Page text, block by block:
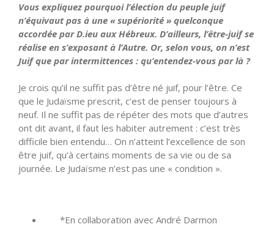
Vous expliquez pourquoi l’élection du peuple juif
n’équivaut pas à une « supériorité » quelconque
accordée par D.ieu aux Hébreux. D’ailleurs, l’être-juif se
réalise en s’exposant à l’Autre. Or, selon vous, on n’est
Juif que par intermittences : qu’entendez-vous par là ?
Je crois qu’il ne suffit pas d’être né juif, pour l’être. Ce
que le Judaïsme prescrit, c’est de penser toujours à
neuf. Il ne suffit pas de répéter des mots que d’autres
ont dit avant, il faut les habiter autrement : c’est très
difficile bien entendu… On n’atteint l’excellence de son
être juif, qu’à certains moments de sa vie ou de sa
journée. Le Judaïsme n’est pas une « condition ».
*En collaboration avec André Darmon